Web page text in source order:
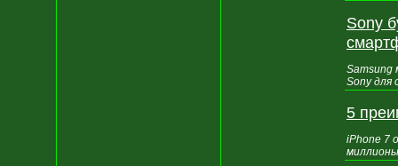
Sony
Samsung
Sony для
5
iPhone 7